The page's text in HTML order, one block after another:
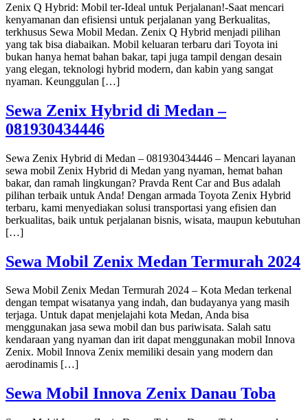
Zenix Q Hybrid: Mobil ter-Ideal untuk Perjalanan!-Saat mencari
kenyamanan dan efisiensi untuk perjalanan yang Berkualitas,
terkhusus Sewa Mobil Medan. Zenix Q Hybrid menjadi pilihan
yang tak bisa diabaikan. Mobil keluaran terbaru dari Toyota ini
bukan hanya hemat bahan bakar, tapi juga tampil dengan desain
yang elegan, teknologi hybrid modern, dan kabin yang sangat
nyaman. Keunggulan […]
Sewa Zenix Hybrid di Medan –
081930434446
Sewa Zenix Hybrid di Medan – 081930434446 – Mencari layanan
sewa mobil Zenix Hybrid di Medan yang nyaman, hemat bahan
bakar, dan ramah lingkungan? Pravda Rent Car and Bus adalah
pilihan terbaik untuk Anda! Dengan armada Toyota Zenix Hybrid
terbaru, kami menyediakan solusi transportasi yang efisien dan
berkualitas, baik untuk perjalanan bisnis, wisata, maupun kebutuhan
[…]
Sewa Mobil Zenix Medan Termurah 2024
Sewa Mobil Zenix Medan Termurah 2024 – Kota Medan terkenal
dengan tempat wisatanya yang indah, dan budayanya yang masih
terjaga. Untuk dapat menjelajahi kota Medan, Anda bisa
menggunakan jasa sewa mobil dan bus pariwisata. Salah satu
kendaraan yang nyaman dan irit dapat menggunakan mobil Innova
Zenix. Mobil Innova Zenix memiliki desain yang modern dan
aerodinamis […]
Sewa Mobil Innova Zenix Danau Toba